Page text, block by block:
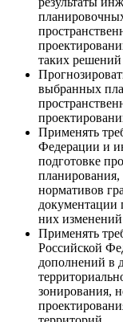
таких решений
выбранных
Применять
Федерации и
подготовке
планирования,
нормативов
документации
них
Применять
Российской
дополнений в
зонирования,